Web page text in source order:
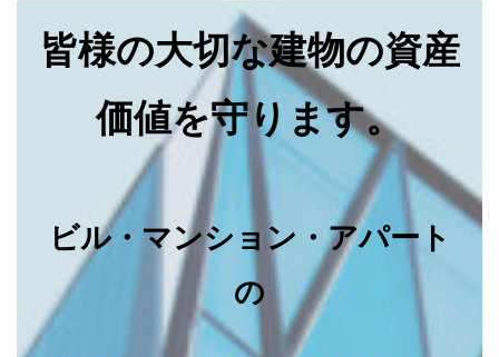
皆様の大切な建物の資産
価値を守ります。
ビル・マンション・アパート
の